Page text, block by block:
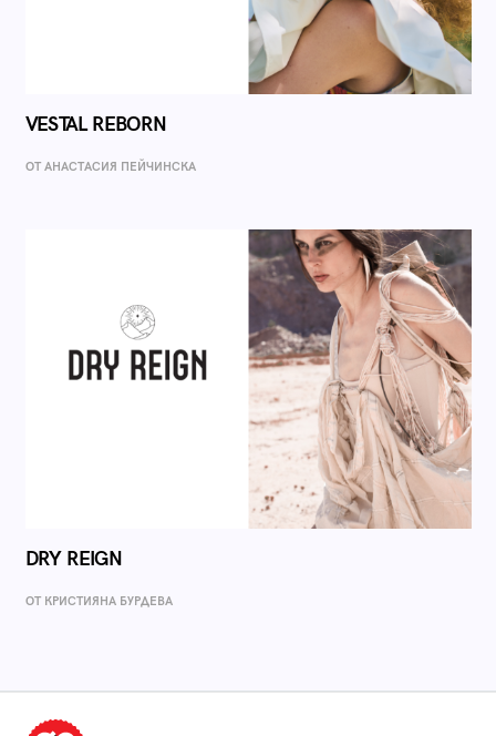
VESTAL REBORN
ОТ AНАСТАСИЯ ПЕЙЧИНСКА
DRY REIGN
ОТ КРИСТИЯНА БУРДЕВА